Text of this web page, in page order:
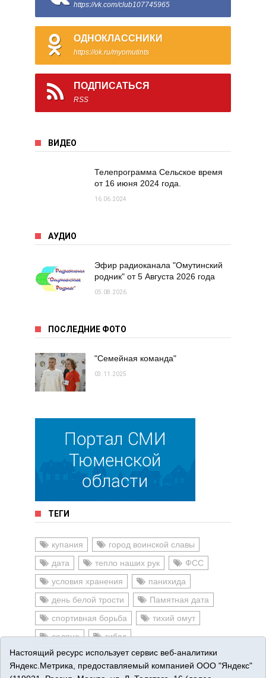
https://vk.com/club107745965
ОДНОКЛАССНИКИ
https://ok.ru/myomutints
ПОДПИСАТЬСЯ
RSS
ВИДЕО
Телепрограмма Сельское время
от 16 июня 2024 года.
16.06.2024
АУДИО
Эфир радиоканала "Омутинский
родник" от 5 Августа 2026 года
05.08.2026
ПОСЛЕДНИЕ ФОТО
"Семейная команда"
03.11.2025
ТЕГИ
купания
город воинской славы
дата
тепло наших рук
ФСС
условия хранения
панихида
день белой трости
Памятная дата
спортивная борьба
тихий омут
селяне
гибдд
Татьяна Некрасова
ВИЧ
Настоящий ресурс использует сервис веб-аналитики
Яндекс.Метрика, предоставляемый компанией ООО "Яндекс"